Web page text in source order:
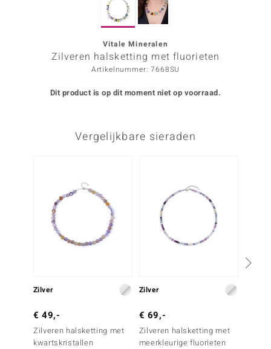
Designs
Vitale Mineralen
Zilveren halsketting met fluorieten
Artikelnummer: 7668SU
Dit product is op dit moment niet op voorraad.
Vergelijkbare sieraden
Zilver
€ 49,-
Zilveren halsketting met
kwartskristallen
Zilver
€ 69,-
Zilveren halsketting met
meerkleurige fluorieten